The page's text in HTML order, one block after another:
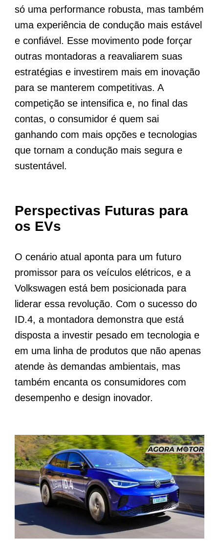
só uma performance robusta, mas também
uma experiência de condução mais estável
e confiável. Esse movimento pode forçar
outras montadoras a reavaliarem suas
estratégias e investirem mais em inovação
para se manterem competitivas. A
competição se intensifica e, no final das
contas, o consumidor é quem sai
ganhando com mais opções e tecnologias
que tornam a condução mais segura e
sustentável.
Perspectivas Futuras para
os EVs
O cenário atual aponta para um futuro
promissor para os veículos elétricos, e a
Volkswagen está bem posicionada para
liderar essa revolução. Com o sucesso do
ID.4, a montadora demonstra que está
disposta a investir pesado em tecnologia e
em uma linha de produtos que não apenas
atende às demandas ambientais, mas
também encanta os consumidores com
desempenho e design inovador.